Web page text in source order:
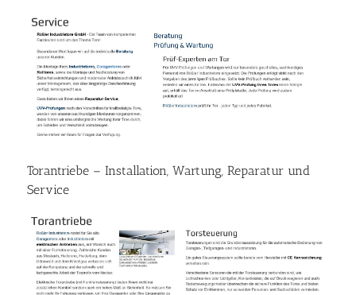
Torantriebe – Installation, Wartung, Reparatur und
Service